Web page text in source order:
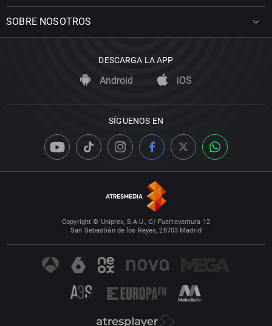
SOBRE NOSOTROS
DESCARGA LA APP
Android iOS
SÍGUENOS EN
Copyright © Uniprex, S.A.U., C/ Fuerteventura 12
San Sebastián de los Reyes, 28703 Madrid